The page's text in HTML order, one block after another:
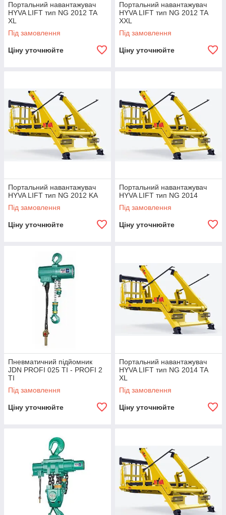
Портальний навантажувач
HYVA LIFT тип NG 2012 TA
XL
Під замовлення
Ціну уточнюйте
Портальний навантажувач
HYVA LIFT тип NG 2012 TA
XXL
Під замовлення
Ціну уточнюйте
Портальний навантажувач
HYVA LIFT тип NG 2012 KA
Під замовлення
Ціну уточнюйте
Портальний навантажувач
HYVA LIFT тип NG 2014
Під замовлення
Ціну уточнюйте
Пневматичний підйомник
JDN PROFI 025 TI - PROFI 2
TI
Під замовлення
Ціну уточнюйте
Портальний навантажувач
HYVA LIFT тип NG 2014 TA
XL
Під замовлення
Ціну уточнюйте